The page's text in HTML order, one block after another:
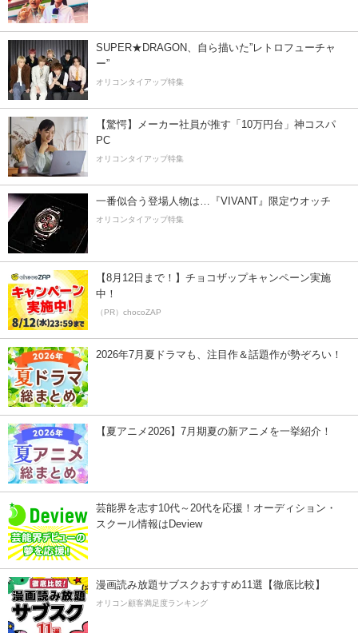
SUPER★DRAGON、自ら描いた”レトロフューチャ
ー”
オリコンタイアップ特集
【驚愕】メーカー社員が推す「10万円台」神コスパ
PC
オリコンタイアップ特集
一番似合う登場人物は…『VIVANT』限定ウオッチ
オリコンタイアップ特集
【8月12日まで！】チョコザップキャンペーン実施
中！
（PR）chocoZAP
2026年7月夏ドラマも、注目作＆話題作が勢ぞろい！
【夏アニメ2026】7月期夏の新アニメを一挙紹介！
芸能界を志す10代～20代を応援！オーディション・
スクール情報はDeview
漫画読み放題サブスクおすすめ11選【徹底比較】
オリコン顧客満足度ランキング